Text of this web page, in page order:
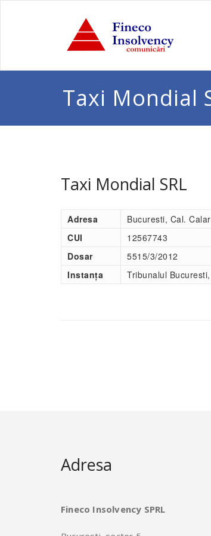
Taxi Mondial
Taxi Mondial SRL
Adresa
Bucuresti, Cal.
CUI
12567743
Dosar
5515/3/2012
Instanța
Tribunalul
Adresa
Fineco Insolvency SPRL